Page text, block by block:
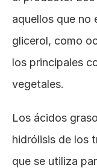
aquellos que no
glicerol, como
los principales
vegetales.
Los ácidos
hidrólisis de los
que se utiliza